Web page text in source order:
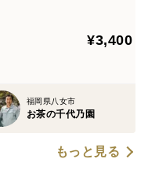
¥3,400
福岡県八女市
お茶の千代乃園
もっと見る